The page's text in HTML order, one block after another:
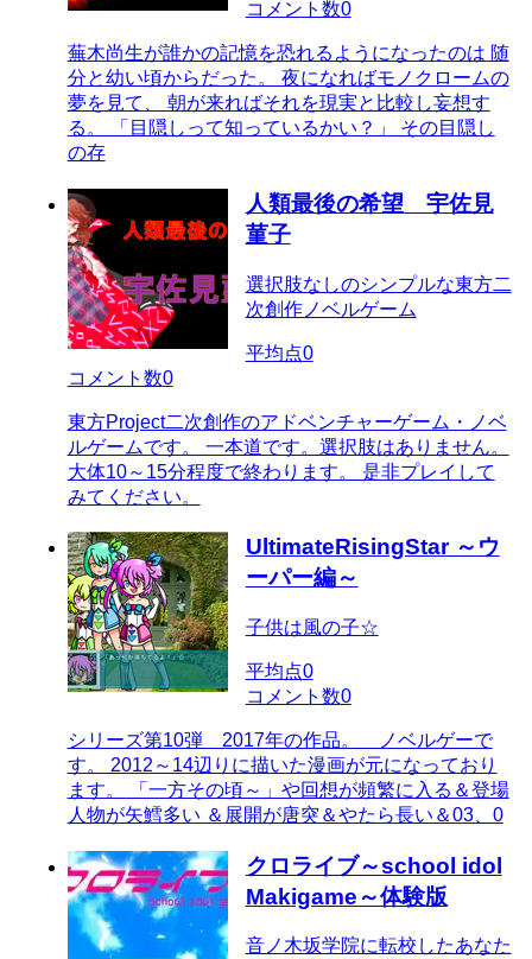
コメント数0
蕪木尚生が誰かの記憶を恐れるようになったのは 随
分と幼い頃からだった。 夜になればモノクロームの
夢を見て、 朝が来ればそれを現実と比較し妄想す
る。 「目隠しって知っているかい？」 その目隠し
の存
人類最後の希望 宇佐見
菫子
選択肢なしのシンプルな東方二
次創作ノベルゲーム
平均点0
コメント数0
東方Project二次創作のアドベンチャーゲーム・ノベ
ルゲームです。 一本道です。選択肢はありません。
大体10～15分程度で終わります。 是非プレイして
みてください。
UltimateRisingStar ～ウ
ーパー編～
子供は風の子☆
平均点0
コメント数0
シリーズ第10弾 2017年の作品。 ノベルゲーで
す。 2012～14辺りに描いた漫画が元になっており
ます。 「一方その頃～」や回想が頻繁に入る＆登場
人物が矢鱈多い ＆展開が唐突＆やたら長い＆03、0
クロライブ～school idol
Makigame～体験版
音ノ木坂学院に転校したあなた